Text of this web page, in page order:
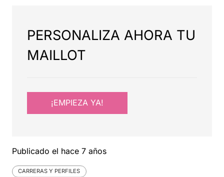
PERSONALIZA AHORA TU
MAILLOT
¡EMPIEZA YA!
Publicado el hace 7 años
CARRERAS Y PERFILES